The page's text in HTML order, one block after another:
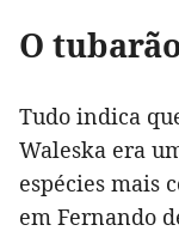
O
Tudo indica
Waleska era
espécies mais
em Fernando